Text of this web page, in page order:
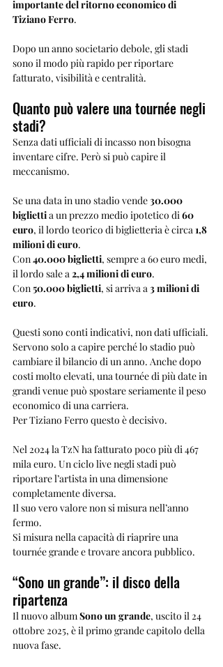
importante del ritorno economico di
Tiziano Ferro.
Dopo un anno societario debole, gli stadi
sono il modo più rapido per riportare
fatturato, visibilità e centralità.
Quanto può valere una tournée negli
stadi?
Senza dati ufficiali di incasso non bisogna
inventare cifre. Però si può capire il
meccanismo.
Se una data in uno stadio vende 30.000
biglietti a un prezzo medio ipotetico di 60
euro, il lordo teorico di biglietteria è circa 1,8
milioni di euro.
Con 40.000 biglietti, sempre a 60 euro medi,
il lordo sale a 2,4 milioni di euro.
Con 50.000 biglietti, si arriva a 3 milioni di
euro.
Questi sono conti indicativi, non dati ufficiali.
Servono solo a capire perché lo stadio può
cambiare il bilancio di un anno. Anche dopo
costi molto elevati, una tournée di più date in
grandi venue può spostare seriamente il peso
economico di una carriera.
Per Tiziano Ferro questo è decisivo.
Nel 2024 la TzN ha fatturato poco più di 467
mila euro. Un ciclo live negli stadi può
riportare l’artista in una dimensione
completamente diversa.
Il suo vero valore non si misura nell’anno
fermo.
Si misura nella capacità di riaprire una
tournée grande e trovare ancora pubblico.
“Sono un grande”: il disco della
ripartenza
Il nuovo album Sono un grande, uscito il 24
ottobre 2025, è il primo grande capitolo della
nuova fase.